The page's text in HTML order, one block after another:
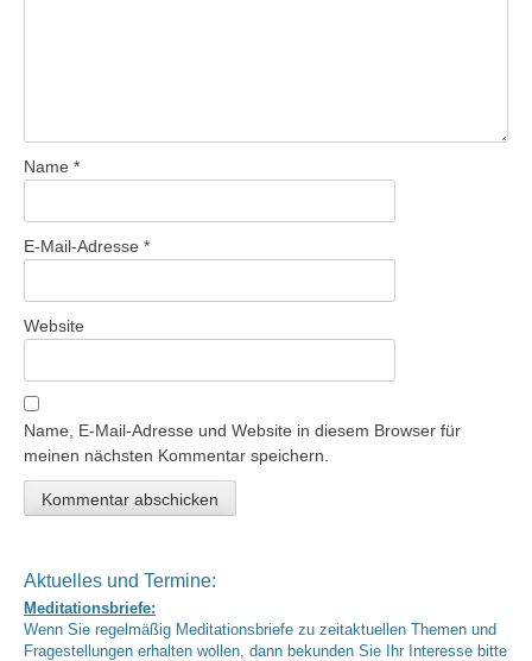
Name *
E-Mail-Adresse *
Website
Name, E-Mail-Adresse und Website in diesem Browser für
meinen nächsten Kommentar speichern.
Aktuelles und Termine:
Meditationsbriefe:
Wenn Sie regelmäßig Meditationsbriefe zu zeitaktuellen Themen und
Fragestellungen erhalten wollen, dann bekunden Sie Ihr Interesse bitte